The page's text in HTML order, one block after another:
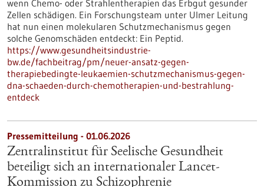
wenn Chemo- oder Strahlentherapien das Erbgut gesunder
Zellen schädigen. Ein Forschungsteam unter Ulmer Leitung
hat nun einen molekularen Schutzmechanismus gegen
solche Genomschäden entdeckt: Ein Peptid.
https://www.gesundheitsindustrie-
bw.de/fachbeitrag/pm/neuer-ansatz-gegen-
therapiebedingte-leukaemien-schutzmechanismus-gegen-
dna-schaeden-durch-chemotherapien-und-bestrahlung-
entdeck
Pressemitteilung - 01.06.2026
Zentralinstitut für Seelische Gesundheit
beteiligt sich an internationaler Lancet-
Kommission zu Schizophrenie